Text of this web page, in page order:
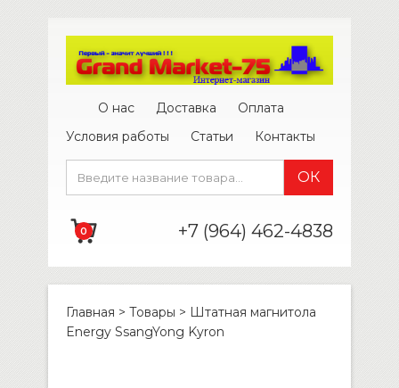
О нас Доставка
Оплата
Условия работы
Статьи Контакты
0 +7 (964) 462-4838
Главная > Товары > Штатная магнитола
Energy SsangYong Kyron